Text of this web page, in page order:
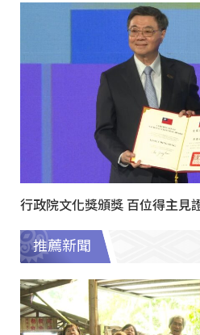
行政院文化獎頒獎 百位得主見
推薦新聞